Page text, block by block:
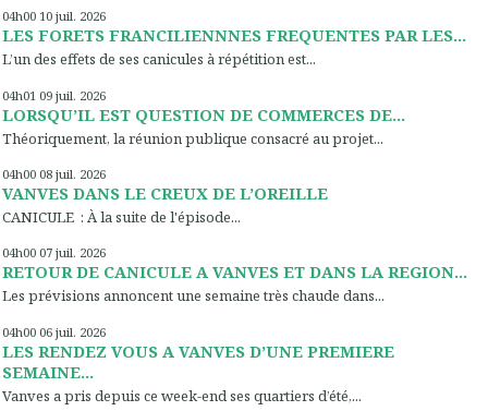
04h00 10 juil. 2026
LES FORETS FRANCILIENNNES FREQUENTES PAR LES...
L’un des effets de ses canicules à répétition est...
04h01 09 juil. 2026
LORSQU’IL EST QUESTION DE COMMERCES DE...
Théoriquement, la réunion publique consacré au projet...
04h00 08 juil. 2026
VANVES DANS LE CREUX DE L’OREILLE
CANICULE : À la suite de l'épisode...
04h00 07 juil. 2026
RETOUR DE CANICULE A VANVES ET DANS LA REGION...
Les prévisions annoncent une semaine très chaude dans...
04h00 06 juil. 2026
LES RENDEZ VOUS A VANVES D’UNE PREMIERE
SEMAINE...
Vanves a pris depuis ce week-end ses quartiers d’été,...